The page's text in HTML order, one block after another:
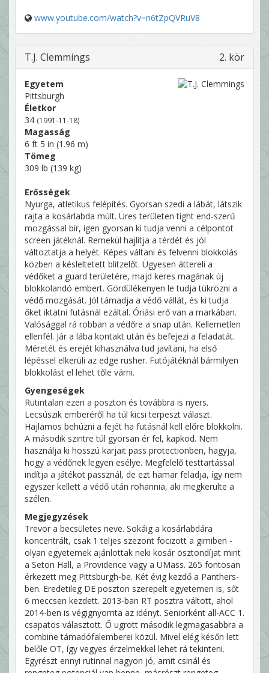
www.youtube.com/watch?v=n6tZpQVRuV8
T.J. Clemmings 2. kör
Egyetem
Pittsburgh
Életkor
34 (1991-11-18)
Magasság
6 ft 5 in (1.96 m)
Tömeg
309 lb (139 kg)
Erősségek
Nyurga, atletikus felépítés. Gyorsan szedi a lábát, látszik
rajta a kosárlabda múlt. Üres területen tight end-szerű
mozgással bír, igen gyorsan ki tudja venni a célpontot
screen játéknál. Remekül hajlítja a térdét és jól
változtatja a helyét. Képes váltani és felvenni blokkolás
közben a késleltetett blitzelőt. Ügyesen áttereli a
védőket a guard területére, majd keres magának új
blokkolandó embert. Gördülékenyen le tudja tükrözni a
védő mozgását. Jól támadja a védő vállát, és ki tudja
őket iktatni futásnál ezáltal. Óriási erő van a markában.
Valósággal rá robban a védőre a snap után. Kellemetlen
ellenfél. Jár a lába kontakt után és befejezi a feladatát.
Méretét és erejét kihasználva tud javítani, ha első
lépéssel elkerüli az edge rusher. Futójátéknál bármilyen
blokkolást el lehet tőle várni.
Gyengeségek
Rutintalan ezen a poszton és továbbra is nyers.
Lecsúszik emberéről ha túl kicsi terpeszt választ.
Hajlamos behúzni a fejét ha futásnál kell előre blokkolni.
A második szintre túl gyorsan ér fel, kapkod. Nem
használja ki hosszú karjait pass protectionben, hagyja,
hogy a védőnek legyen esélye. Megfelelő testtartással
indítja a játékot passznál, de ezt hamar feladja, így nem
egyszer kellett a védő után rohannia, aki megkerülte a
szélen.
Megjegyzések
Trevor a becsületes neve. Sokáig a kosárlabdára
koncentrált, csak 1 teljes szezont focizott a gimiben -
olyan egyetemek ajánlottak neki kosár ösztöndíjat mint
a Seton Hall, a Providence vagy a UMass. 265 fontosan
érkezett meg Pittsburgh-be. Két évig kezdő a Panthers-
ben. Eredetileg DE poszton szerepelt egyetemen is, sőt
6 meccsen kezdett. 2013-ban RT posztra váltott, ahol
2014-ben is végignyomta az idényt. Seniorként all-ACC 1.
csapatos választott. Ő ugrott második legmagasabbra a
combine támadófalemberei közül. Mivel elég későn lett
belőle OT, így vegyes érzelmekkel lehet rá tekinteni.
Egyrészt ennyi rutinnal nagyon jó, amit csinál és